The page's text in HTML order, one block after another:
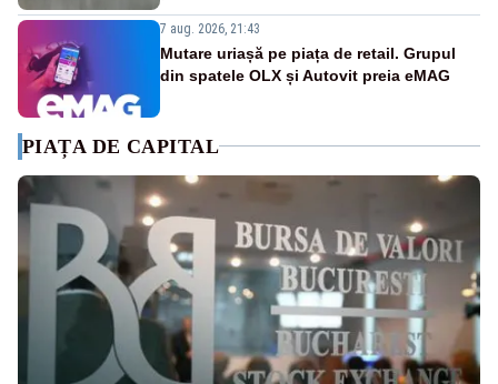
7 aug. 2026, 21:43
Mutare uriașă pe piața de retail. Grupul
din spatele OLX și Autovit preia eMAG
PIAȚA DE CAPITAL